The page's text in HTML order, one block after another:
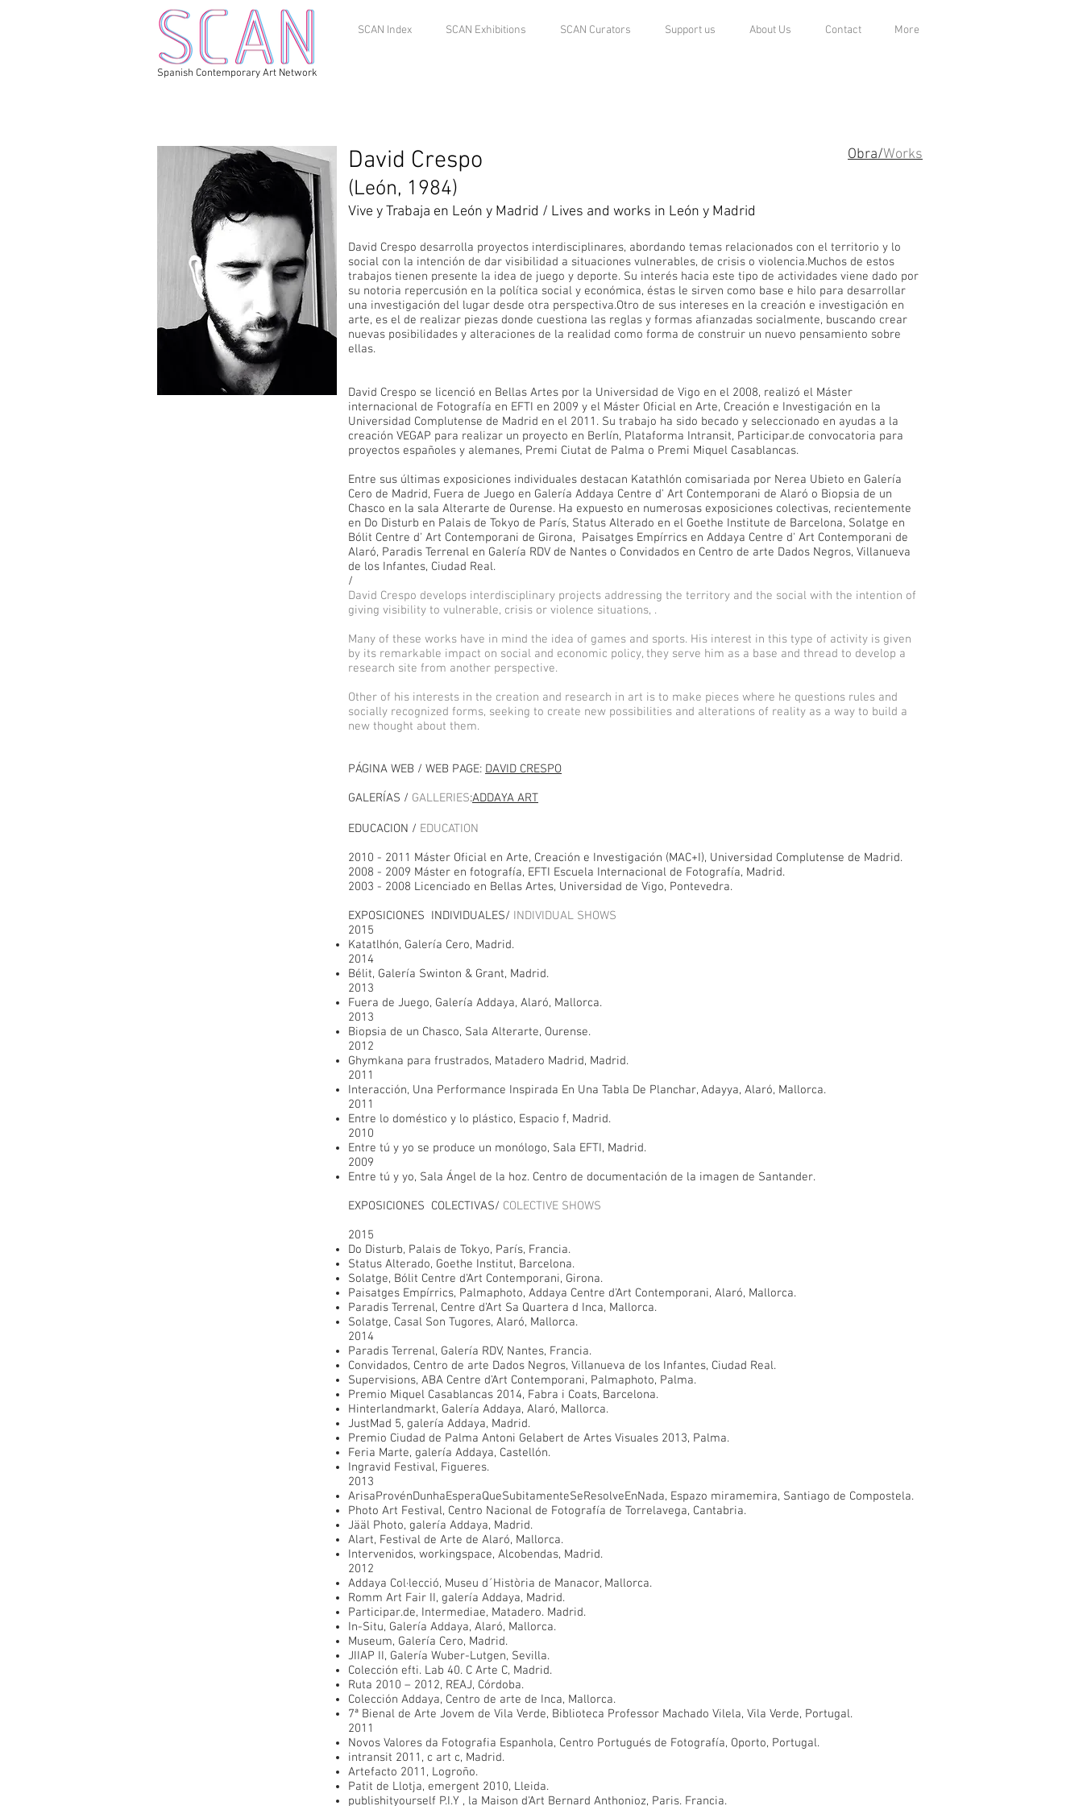
SCAN Index SCAN Exhibitions SCAN Curators Support us About Us Contact More
Spanish Contemporary Art Network
David Crespo Obra/Works
David Crespo desarrolla proyectos interdisciplinares, abordando temas relacionados con el territorio y lo
social con la intención de dar visibilidad a situaciones vulnerables, de crisis o violencia.Muchos de estos
trabajos tienen presente la idea de juego y deporte. Su interés hacia este tipo de actividades viene dado por
su notoria repercusión en la política social y económica, éstas le sirven como base e hilo para desarrollar
una investigación del lugar desde otra perspectiva.Otro de sus intereses en la creación e investigación en
arte, es el de realizar piezas donde cuestiona las reglas y formas afianzadas socialmente, buscando crear
nuevas posibilidades y alteraciones de la realidad como forma de construir un nuevo pensamiento sobre
ellas.
David Crespo se licenció en Bellas Artes por la Universidad de Vigo en el 2008, realizó el Máster
internacional de Fotografía en EFTI en 2009 y el Máster Oficial en Arte, Creación e Investigación en la
Universidad Complutense de Madrid en el 2011. Su trabajo ha sido becado y seleccionado en ayudas a la
creación VEGAP para realizar un proyecto en Berlín, Plataforma Intransit, Participar.de convocatoria para
proyectos españoles y alemanes, Premi Ciutat de Palma o Premi Miquel Casablancas.
Entre sus últimas exposiciones individuales destacan Katathlón comisariada por Nerea Ubieto en Galería
Cero de Madrid, Fuera de Juego en Galería Addaya Centre d' Art Contemporani de Alaró o Biopsia de un
Chasco en la sala Alterarte de Ourense. Ha expuesto en numerosas exposiciones colectivas, recientemente
en Do Disturb en Palais de Tokyo de París, Status Alterado en el Goethe Institute de Barcelona, Solatge en
Bólit Centre d' Art Contemporani de Girona, Paisatges Empírrics en Addaya Centre d' Art Contemporani de
Alaró, Paradis Terrenal en Galería RDV de Nantes o Convidados en Centro de arte Dados Negros, Villanueva
de los Infantes, Ciudad Real.
/
David Crespo develops interdisciplinary projects addressing the territory and the social with the intention of
giving visibility to vulnerable, crisis or violence situations, .
Many of these works have in mind the idea of games and sports. His interest in this type of activity is given
by its remarkable impact on social and economic policy, they serve him as a base and thread to develop a
research site from another perspective.
Other of his interests in the creation and research in art is to make pieces where he questions rules and
socially recognized forms, seeking to create new possibilities and alterations of reality as a way to build a
new thought about them.
(León, 1984)
Vive y Trabaja en León y Madrid / Lives and works in León y Madrid
PÁGINA WEB / WEB PAGE: DAVID CRESPO
GALERÍAS / GALLERIES:ADDAYA ART
EDUCACION / EDUCATION
2010 - 2011 Máster Oficial en Arte, Creación e Investigación (MAC+I), Universidad Complutense de Madrid.
2008 - 2009 Máster en fotografía, EFTI Escuela Internacional de Fotografía, Madrid.
2003 - 2008 Licenciado en Bellas Artes, Universidad de Vigo, Pontevedra.
EXPOSICIONES INDIVIDUALES/ INDIVIDUAL SHOWS
2015
Katatlhón, Galería Cero, Madrid.
2014
Bélit, Galería Swinton & Grant, Madrid.
2013
Fuera de Juego, Galería Addaya, Alaró, Mallorca.
2013
Biopsia de un Chasco, Sala Alterarte, Ourense.
2012
Ghymkana para frustrados, Matadero Madrid, Madrid.
2011
Interacción, Una Performance Inspirada En Una Tabla De Planchar, Adayya, Alaró, Mallorca.
2011
Entre lo doméstico y lo plástico, Espacio f, Madrid.
2010
Entre tú y yo se produce un monólogo, Sala EFTI, Madrid.
2009
Entre tú y yo, Sala Ángel de la hoz. Centro de documentación de la imagen de Santander.
EXPOSICIONES COLECTIVAS/ COLECTIVE SHOWS
2015
Do Disturb, Palais de Tokyo, París, Francia.
Status Alterado, Goethe Institut, Barcelona.
Solatge, Bólit Centre d'Art Contemporani, Girona.
Paisatges Empírrics, Palmaphoto, Addaya Centre d'Art Contemporani, Alaró, Mallorca.
Paradis Terrenal, Centre d'Art Sa Quartera d Inca, Mallorca.
Solatge, Casal Son Tugores, Alaró, Mallorca.
2014
Paradis Terrenal, Galería RDV, Nantes, Francia.
Convidados, Centro de arte Dados Negros, Villanueva de los Infantes, Ciudad Real.
Supervisions, ABA Centre d'Art Contemporani, Palmaphoto, Palma.
Premio Miquel Casablancas 2014, Fabra i Coats, Barcelona.
Hinterlandmarkt, Galería Addaya, Alaró, Mallorca.
JustMad 5, galería Addaya, Madrid.
Premio Ciudad de Palma Antoni Gelabert de Artes Visuales 2013, Palma.
Feria Marte, galería Addaya, Castellón.
Ingravid Festival, Figueres.
2013
ArisaProvénDunhaEsperaQueSubitamenteSeResolveEnNada, Espazo miramemira, Santiago de Compostela.
Photo Art Festival, Centro Nacional de Fotografía de Torrelavega, Cantabria.
Jääl Photo, galería Addaya, Madrid.
Alart, Festival de Arte de Alaró, Mallorca.
Intervenidos, workingspace, Alcobendas, Madrid.
2012
Addaya Col·lecció, Museu d´Història de Manacor, Mallorca.
Romm Art Fair II, galería Addaya, Madrid.
Participar.de, Intermediae, Matadero. Madrid.
In-Situ, Galería Addaya, Alaró, Mallorca.
Museum, Galería Cero, Madrid.
JIIAP II, Galería Wuber-Lutgen, Sevilla.
Colección efti. Lab 40. C Arte C, Madrid.
Ruta 2010 – 2012, REAJ, Córdoba.
Colección Addaya, Centro de arte de Inca, Mallorca.
7ª Bienal de Arte Jovem de Vila Verde, Biblioteca Professor Machado Vilela, Vila Verde, Portugal.
2011
Novos Valores da Fotografia Espanhola, Centro Portugués de Fotografía, Oporto, Portugal.
intransit 2011, c art c, Madrid.
Artefacto 2011, Logroño.
Patit de Llotja, emergent 2010, Lleida.
publishityourself P.I.Y , la Maison d'Art Bernard Anthonioz, Paris. Francia.